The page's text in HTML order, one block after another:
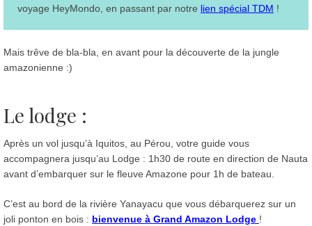
voyage HeyMondo, en passant par notre lien spécial TDM !
Mais trêve de bla-bla, en avant pour la découverte de la jungle
amazonienne :)
Le lodge :
Après un vol jusqu’à Iquitos, au Pérou, votre guide vous
accompagnera jusqu’au Lodge : 1h30 de route en direction de Nauta
avant d’embarquer sur le fleuve Amazone pour 1h de bateau.
C’est au bord de la rivière Yanayacu que vous débarquerez sur un
joli ponton en bois : bienvenue à Grand Amazon Lodge !